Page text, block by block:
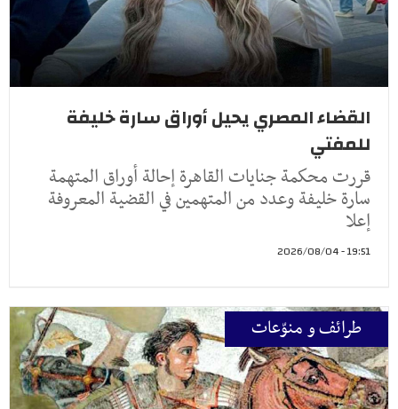
القضاء المصري يحيل أوراق سارة خليفة
للمفتي
قررت محكمة جنايات القاهرة إحالة أوراق المتهمة
سارة خليفة وعدد من المتهمين في القضية المعروفة
إعلا
19:51 - 2026/08/04
طرائف و منوّعات